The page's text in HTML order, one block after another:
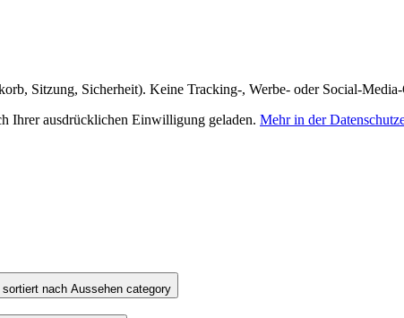
Sitzung, Sicherheit). Keine Tracking-, Werbe- oder Social-
Ihrer ausdrücklichen Einwilligung geladen. Mehr in der
nach Aussehen category